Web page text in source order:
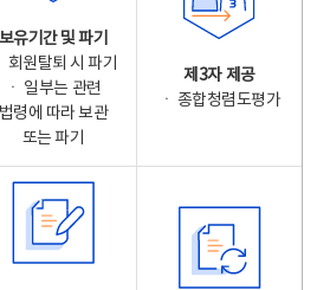
보유기간 및 파기
회원탈퇴 시 파기
ㆍ 일부는 관련
법령에 따라 보관
또는 파기
제3자 제공
ㆍ 종합청렴도평가